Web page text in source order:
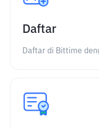
Daftar
Daftar di Bittime